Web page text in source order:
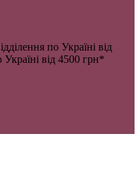
по Україні від
від 4500 грн*